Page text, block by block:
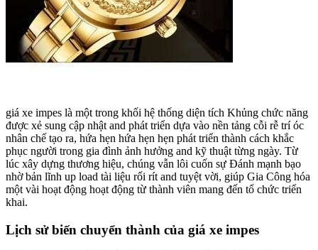
giá xe impes là một trong khối hệ thống diện tích Khủng chức năng
được xẻ sung cập nhật and phát triển dựa vào nền tảng cỗi rễ trí óc
nhân chế tạo ra, hứa hẹn hứa hẹn hẹn phát triển thành cách khắc
phục người trong gia đình ảnh hưởng and kỹ thuật từng ngày. Từ
lúc xây dựng thương hiệu, chúng vẫn lôi cuốn sự Đánh mạnh bạo
nhờ bản lĩnh up load tài liệu rối rít and tuyệt vời, giúp Gia Công hóa
một vài hoạt động hoạt động từ thành viên mang đến tổ chức triển
khai.
Lịch sử biến chuyển thành của giá xe impes